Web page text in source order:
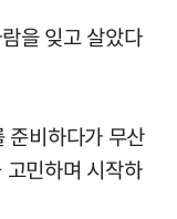
을 잊고 살았다
준비하다가 무산
민하며 시작하